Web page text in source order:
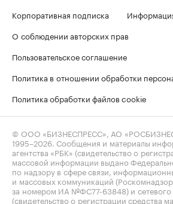
Корпоративная подписка
О соблюдении авторских прав
Пользовательское соглашение
Политика в отношении обработки
Политика обработки файлов cookie
© ООО «БИЗНЕСПРЕСС», АО
1995–2026 . Сообщения и материалы
агентства «РБК» (свидетельство о
массовой информации выдано
по надзору в сфере связи,
и массовых коммуникаций
за номером ИА №ФС77-63848) и сетевого
(свидетельство о регистрации средства